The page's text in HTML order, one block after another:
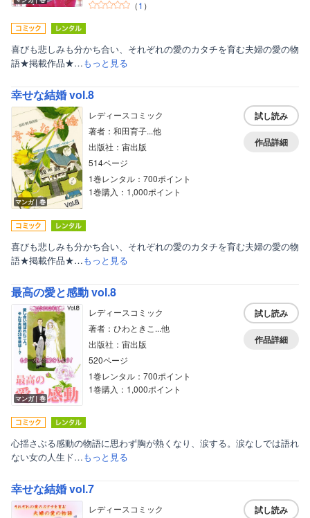
（1 ）
喜びも悲しみも分かち合い、それぞれの愛のカタチを育む夫婦の愛の物
語★掲載作品★…もっと見る
幸せな結婚 vol.8
マンガ｜巻
レディースコミック
著者：和田育子...他
出版社：宙出版
514ページ
1巻レンタル：700ポイント
1巻購入：1,000ポイント
試し読み
作品詳細
喜びも悲しみも分かち合い、それぞれの愛のカタチを育む夫婦の愛の物
語★掲載作品★…もっと見る
最高の愛と感動 vol.8
マンガ｜巻
レディースコミック
著者：ひわときこ...他
出版社：宙出版
520ページ
1巻レンタル：700ポイント
1巻購入：1,000ポイント
試し読み
作品詳細
心揺さぶる感動の物語に思わず胸が熱くなり、涙する。涙なしでは語れ
ない女の人生ド…もっと見る
幸せな結婚 vol.7
レディースコミック
試し読み